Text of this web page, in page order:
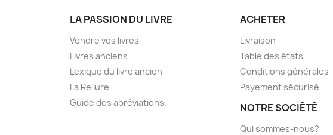
LA PASSION DU LIVRE
Vendre vos livres
Livres anciens
Lexique du livre ancien
La Reliure
Guide des abréviations.
ACHETER
Livraison
Table des états
Conditions générales
Payement sécurisé
NOTRE SOCIÉTÉ
Qui sommes-nous?